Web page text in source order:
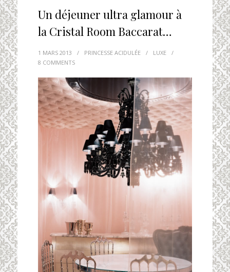
Un déjeuner ultra glamour à
la Cristal Room Baccarat…
1 MARS 2013 / PRINCESSE ACIDULÉE / LUXE
/
8 COMMENTS